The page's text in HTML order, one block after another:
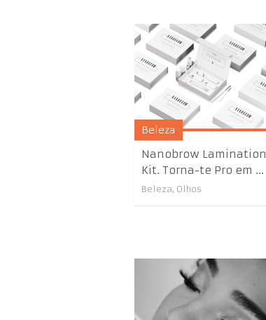
Beleza
Nanobrow Lamination
Kit. Torna-te Pro em ...
Beleza, Olhos